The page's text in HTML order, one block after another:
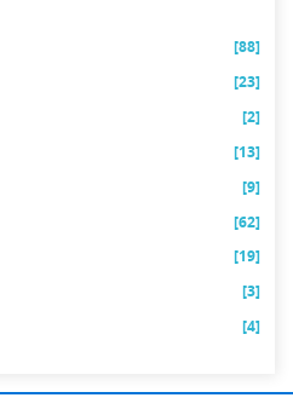
[88]
[23]
[2]
[13]
[9]
[62]
[19]
[3]
[4]